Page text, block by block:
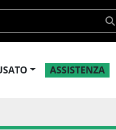
USATO ASSISTENZA